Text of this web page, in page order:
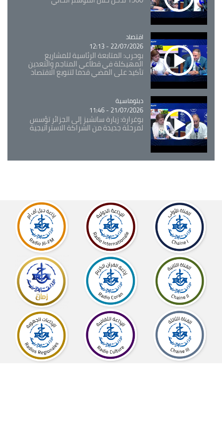
Catégorie
اقتصاد
22/07/2026 - 12:13
بوحرب: المتابعة الرئاسية للمشاريع
المهيكلة في قطاعي المناجم والتعدين
تأكيد على المضي قدما لتنويع الاقتصاد
Catégorie
دبلوماسية
21/07/2026 - 11:46
بوغرارة: زيارة سانشيز إلى الجزائر تؤسس
لمرحلة جديدة من الشراكة الاستراتيجية